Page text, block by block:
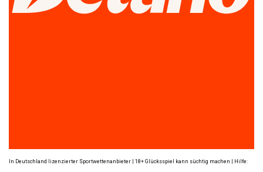
In Deutschland lizenzierter Sportwettenanbieter | 18+ Glücksspiel kann süchtig machen | Hilfe: